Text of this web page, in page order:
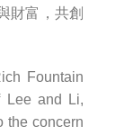
財富，共創
Fountain
Lee and Li,
the concern